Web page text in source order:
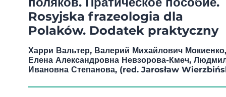
Rosyjska frazeologia dla
Polaków. Dodatek praktyczny
Харри Вальтер, Валерий Михайлович Мокиенко,
Елена Александровна Невзорова-Кмеч,
Ивановна Степанова, (red. Jarosław